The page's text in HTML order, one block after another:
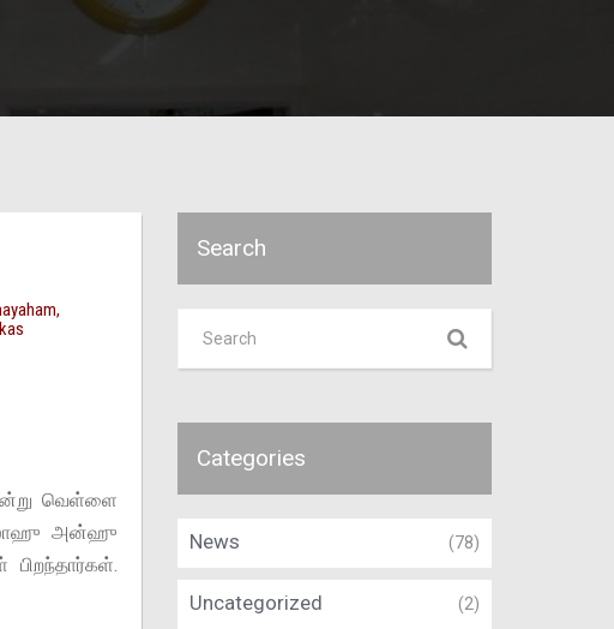
,
வெள்ளை
அன்ஹு
Search
Categories
News (78)
Uncategorized (2)